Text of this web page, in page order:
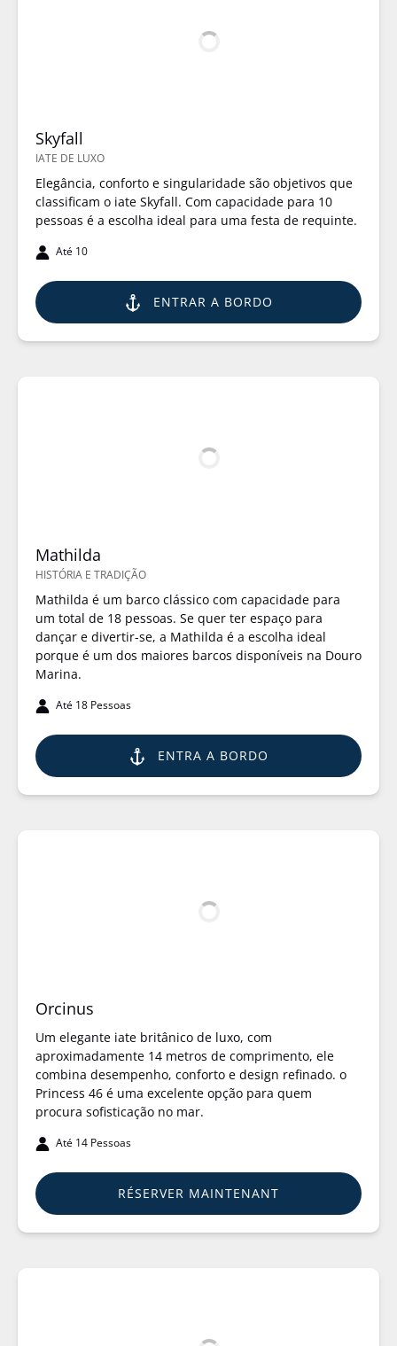
Skyfall
IATE DE LUXO
Elegância, conforto e singularidade são objetivos que
classificam o iate Skyfall. Com capacidade para 10
pessoas é a escolha ideal para uma festa de requinte.
Até 10
ENTRAR A BORDO
Mathilda
HISTÓRIA E TRADIÇÃO
Mathilda é um barco clássico com capacidade para
um total de 18 pessoas. Se quer ter espaço para
dançar e divertir-se, a Mathilda é a escolha ideal
porque é um dos maiores barcos disponíveis na Douro
Marina.
Até 18 Pessoas
ENTRA A BORDO
Orcinus
Um elegante iate britânico de luxo, com
aproximadamente 14 metros de comprimento, ele
combina desempenho, conforto e design refinado. o
Princess 46 é uma excelente opção para quem
procura sofisticação no mar.
Até 14 Pessoas
RÉSERVER MAINTENANT